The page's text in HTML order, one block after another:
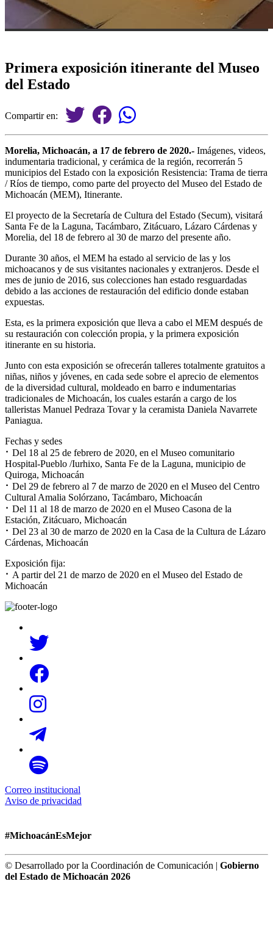
Primera exposición itinerante del Museo
del Estado
Compartir en:
Morelia, Michoacán, a 17 de febrero de 2020.- Imágenes, videos,
indumentaria tradicional, y cerámica de la región, recorrerán 5
municipios del Estado con la exposición Resistencia: Trama de tierra
/ Ríos de tiempo, como parte del proyecto del Museo del Estado de
Michoacán (MEM), Itinerante.
El proyecto de la Secretaría de Cultura del Estado (Secum), visitará
Santa Fe de la Laguna, Tacámbaro, Zitácuaro, Lázaro Cárdenas y
Morelia, del 18 de febrero al 30 de marzo del presente año.
Durante 30 años, el MEM ha estado al servicio de las y los
michoacanos y de sus visitantes nacionales y extranjeros. Desde el
mes de junio de 2016, sus colecciones han estado resguardadas
debido a las acciones de restauración del edificio donde estaban
expuestas.
Esta, es la primera exposición que lleva a cabo el MEM después de
su restauración con colección propia, y la primera exposición
itinerante en su historia.
Junto con esta exposición se ofrecerán talleres totalmente gratuitos a
niñas, niños y jóvenes, en cada sede sobre el aprecio de elementos
de la diversidad cultural, moldeado en barro e indumentarias
tradicionales de Michoacán, los cuales estarán a cargo de los
talleristas Manuel Pedraza Tovar y la ceramista Daniela Navarrete
Paniagua.
Fechas y sedes
⠂Del 18 al 25 de febrero de 2020, en el Museo comunitario
Hospital-Pueblo /Iurhixo, Santa Fe de la Laguna, municipio de
Quiroga, Michoacán
⠂Del 29 de febrero al 7 de marzo de 2020 en el Museo del Centro
Cultural Amalia Solórzano, Tacámbaro, Michoacán
⠂Del 11 al 18 de marzo de 2020 en el Museo Casona de la
Estación, Zitácuaro, Michoacán
⠂Del 23 al 30 de marzo de 2020 en la Casa de la Cultura de Lázaro
Cárdenas, Michoacán
Exposición fija:
⠂A partir del 21 de marzo de 2020 en el Museo del Estado de
Michoacán
Correo institucional
Aviso de privacidad
#MichoacánEsMejor
© Desarrollado por la Coordinación de Comunicación | Gobierno
del Estado de Michoacán 2026